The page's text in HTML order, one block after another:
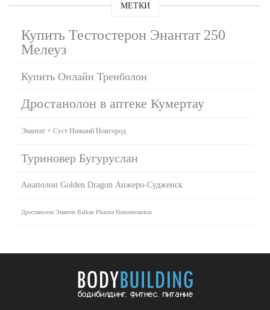
МЕТКИ
Купить Тестостерон Энантат 250
Мелеуз
Купить Онлайн Тренболон
Дростанолон в аптеке Кумертау
Энантат + Суст Нижний Новгород
Туриновер Бугуруслан
Анаполон Golden Dragon Анжеро-Судженск
Дростанолон Энантат Balkan Pharma Новомосковск